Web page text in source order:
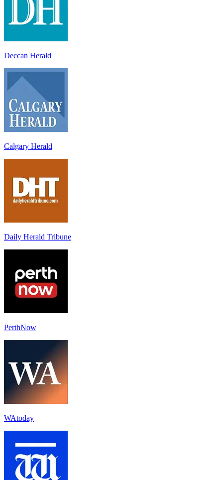
Deccan Herald
Calgary Herald
Daily Herald Tribune
PerthNow
WAtoday